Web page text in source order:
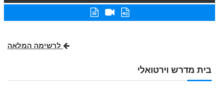
בית מדרש וירטואלי
לרשימה המלאה